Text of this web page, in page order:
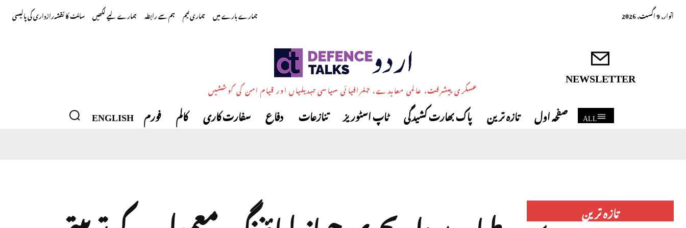
اتوار, 9 اگست, 2026 ہمارے بارے میں ہماری ٹیم ہم سے رابطہ ہمارے لیے لکھیں سائٹ کا نقشہرازداری کی پالیسی
NEWSLETTER
عسکری پیشرفت، عالمی معاہدے، جغرافیائی سیاسی تبدیلیاں اور قیام امن کی کوششیں
ALL صفحہ اول تازہ ترین پاک بھارت کشیدگی ٹاپ اسٹوریز تنازعات دفاع سفارت کاری کالم فورم ENGLISH
تازہ ترین